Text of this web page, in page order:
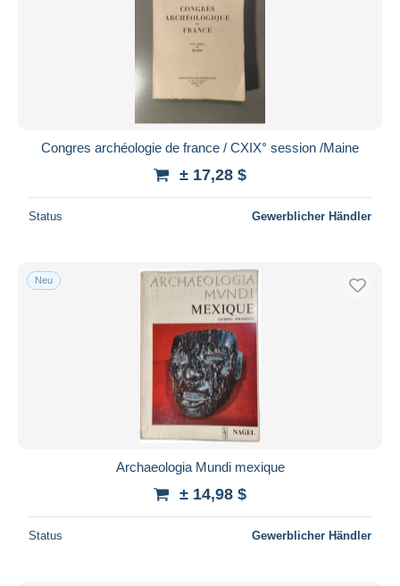
Congres archéologie de france / CXIX° session /Maine
± 17,28 $
Status Gewerblicher Händler
Neu
Archaeologia Mundi mexique
± 14,98 $
Status Gewerblicher Händler